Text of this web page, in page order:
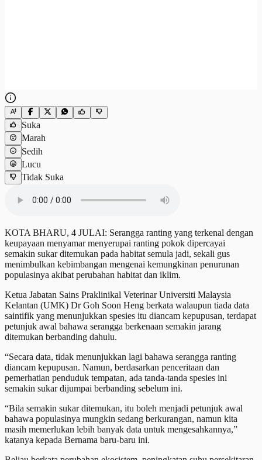
Suka
Marah
Sedih
Lucu
Tidak Suka
KOTA BHARU, 4 JULAI: Serangga ranting yang terkenal dengan
keupayaan menyamar menyerupai ranting pokok dipercayai
semakin sukar ditemukan pada habitat semula jadi, sekali gus
menimbulkan kebimbangan mengenai kemungkinan penurunan
populasinya akibat perubahan habitat dan iklim.
Ketua Jabatan Sains Praklinikal Veterinar Universiti Malaysia
Kelantan (UMK) Dr Goh Soon Heng berkata walaupun tiada data
saintifik yang menunjukkan spesies itu diancam kepupusan, terdapat
petunjuk awal bahawa serangga berkenaan semakin jarang
ditemukan berbanding dahulu.
“Secara data, tidak menunjukkan lagi bahawa serangga ranting
diancam kepupusan. Namun, berdasarkan penceritaan dan
pemerhatian penduduk tempatan, ada tanda-tanda spesies ini
semakin sukar dijumpai berbanding sebelum ini.
“Bila semakin sukar ditemukan, itu boleh menjadi petunjuk awal
bahawa populasinya mungkin sedang berkurangan, namun kita
masih memerlukan lebih banyak data untuk mengesahkannya,”
katanya kepada Bernama baru-baru ini.